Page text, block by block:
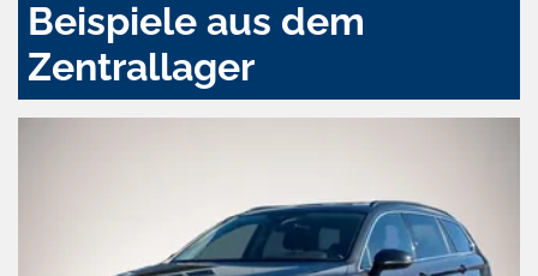
Beispiele aus dem
Zentrallager